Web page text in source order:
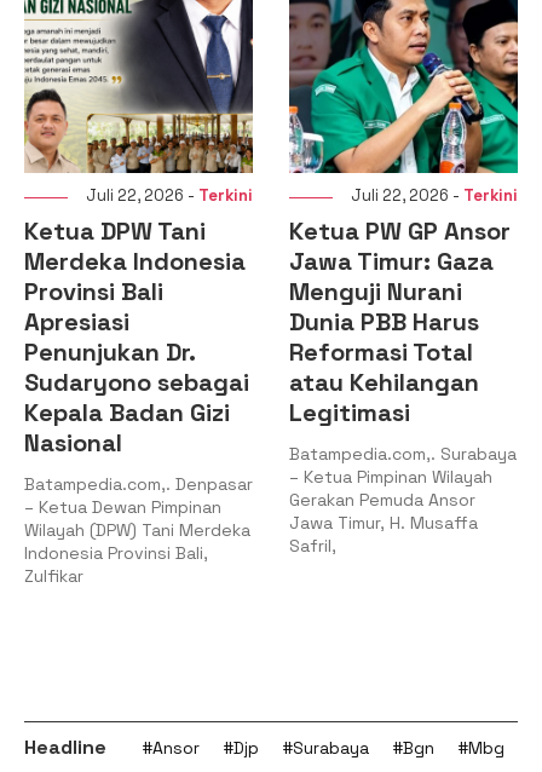
Juli 22, 2026 - Terkini
Ketua DPW Tani
Merdeka Indonesia
Provinsi Bali
Apresiasi
Penunjukan Dr.
Sudaryono sebagai
Kepala Badan Gizi
Nasional
Batampedia.com,. Denpasar
– Ketua Dewan Pimpinan
Wilayah (DPW) Tani Merdeka
Indonesia Provinsi Bali,
Zulfikar
Juli 22, 2026 - Terkini
Ketua PW GP Ansor
Jawa Timur: Gaza
Menguji Nurani
Dunia PBB Harus
Reformasi Total
atau Kehilangan
Legitimasi
Batampedia.com,. Surabaya
– Ketua Pimpinan Wilayah
Gerakan Pemuda Ansor
Jawa Timur, H. Musaffa
Safril,
Headline #Ansor #Djp #Surabaya #Bgn #Mbg